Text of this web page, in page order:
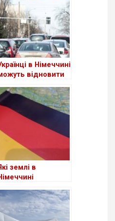
в Німеччині
відновити
водія
землі в
із України
станом на сьогодні